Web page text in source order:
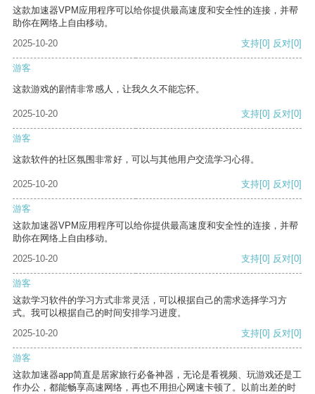
这款加速器VPM应用程序可以给你提供最高速度和安全性的连接，并帮
助你在网络上自由移动。
2025-10-20
支持[0] 反对[0]
游客
这款游戏的剧情非常感人，让我久久不能忘怀。
2025-10-20 支持[0] 反对[0]
游客
这款软件的社区氛围非常好，可以与其他用户交流学习心得。
2025-10-20 支持[0] 反对[0]
游客
这款加速器VPM应用程序可以给你提供最高速度和安全性的连接，并帮
助你在网络上自由移动。
2025-10-20
支持[0] 反对[0]
游客
这款学习软件的学习方式非常灵活，可以根据自己的需求选择学习方
式。我可以根据自己的时间安排学习进度。
2025-10-20
支持[0] 反对[0]
游客
这款加速器app简直是居家旅行必备神器，无论是看视频、玩游戏还是工
作办公，都能畅享高速网络，再也不用担心网速卡顿了。以前出差的时